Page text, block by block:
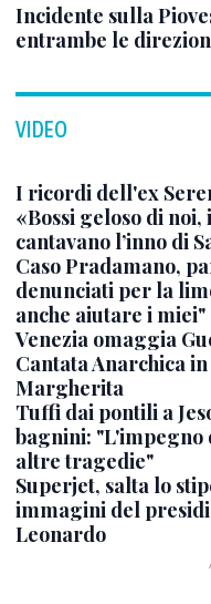
Incidente sulla
entrambe le
VIDEO
I ricordi dell'ex
«Bossi geloso di
cantavano l’inno di
Caso Pradamano,
denunciati per la
anche aiutare i miei"
Venezia omaggia
Cantata Anarchica
Margherita
Tuffi dai pontili a
bagnini: "L'impegno
altre tragedie"
Superjet, salta lo
immagini del
Leonardo